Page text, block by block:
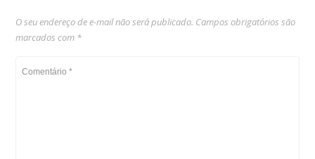
O seu endereço de e-mail não será publicado. Campos obrigatórios são
marcados com *